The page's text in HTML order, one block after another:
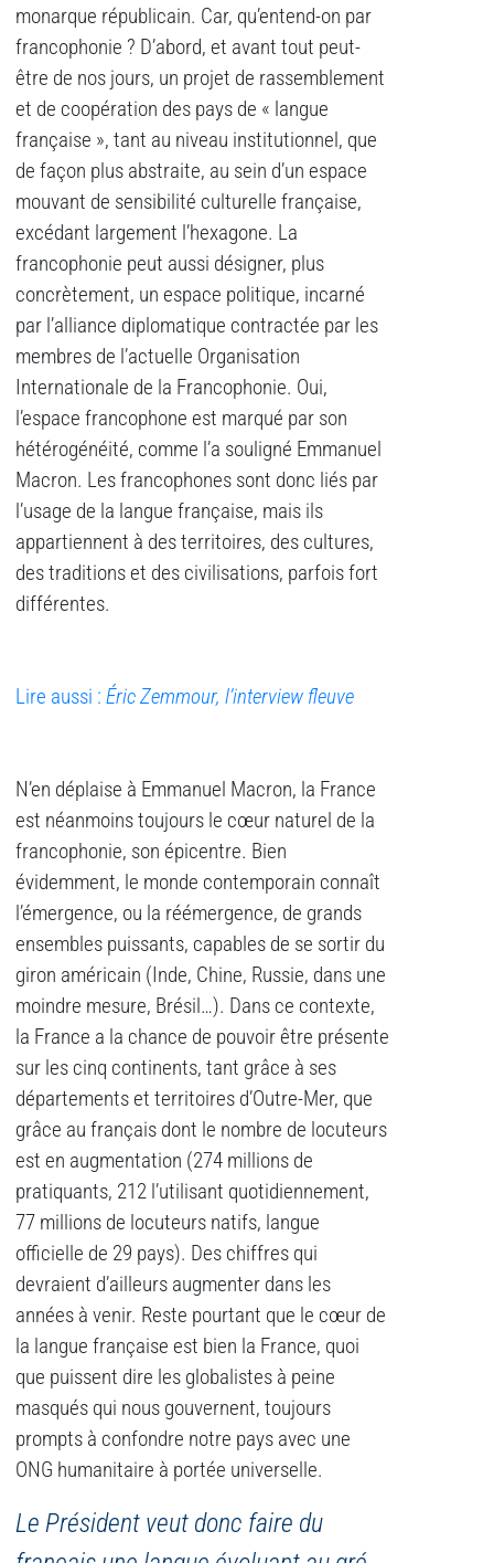
monarque républicain. Car, qu’entend-on par
francophonie ? D’abord, et avant tout peut-
être de nos jours, un projet de rassemblement
et de coopération des pays de « langue
française », tant au niveau institutionnel, que
de façon plus abstraite, au sein d’un espace
mouvant de sensibilité culturelle française,
excédant largement l’hexagone. La
francophonie peut aussi désigner, plus
concrètement, un espace politique, incarné
par l’alliance diplomatique contractée par les
membres de l’actuelle Organisation
Internationale de la Francophonie. Oui,
l’espace francophone est marqué par son
hétérogénéité, comme l’a souligné Emmanuel
Macron. Les francophones sont donc liés par
l’usage de la langue française, mais ils
appartiennent à des territoires, des cultures,
des traditions et des civilisations, parfois fort
différentes.
Lire aussi : Éric Zemmour, l’interview fleuve
N’en déplaise à Emmanuel Macron, la France
est néanmoins toujours le cœur naturel de la
francophonie, son épicentre. Bien
évidemment, le monde contemporain connaît
l’émergence, ou la réémergence, de grands
ensembles puissants, capables de se sortir du
giron américain (Inde, Chine, Russie, dans une
moindre mesure, Brésil…). Dans ce contexte,
la France a la chance de pouvoir être présente
sur les cinq continents, tant grâce à ses
départements et territoires d’Outre-Mer, que
grâce au français dont le nombre de locuteurs
est en augmentation (274 millions de
pratiquants, 212 l’utilisant quotidiennement,
77 millions de locuteurs natifs, langue
officielle de 29 pays). Des chiffres qui
devraient d’ailleurs augmenter dans les
années à venir. Reste pourtant que le cœur de
la langue française est bien la France, quoi
que puissent dire les globalistes à peine
masqués qui nous gouvernent, toujours
prompts à confondre notre pays avec une
ONG humanitaire à portée universelle.
Le Président veut donc faire du